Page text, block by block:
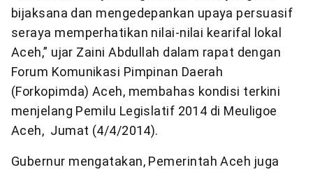
bijaksana dan mengedepankan upaya persuasif
seraya memperhatikan nilai-nilai kearifal lokal
Aceh,” ujar Zaini Abdullah dalam rapat dengan
Forum Komunikasi Pimpinan Daerah
(Forkopimda) Aceh, membahas kondisi terkini
menjelang Pemilu Legislatif 2014 di Meuligoe
Aceh, Jumat (4/4/2014).
Gubernur mengatakan, Pemerintah Aceh juga